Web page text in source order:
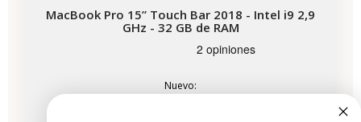
MacBook Pro 15” Touch Bar 2018 - Intel i9 2,9
GHz - 32 GB de RAM
Nuevo: